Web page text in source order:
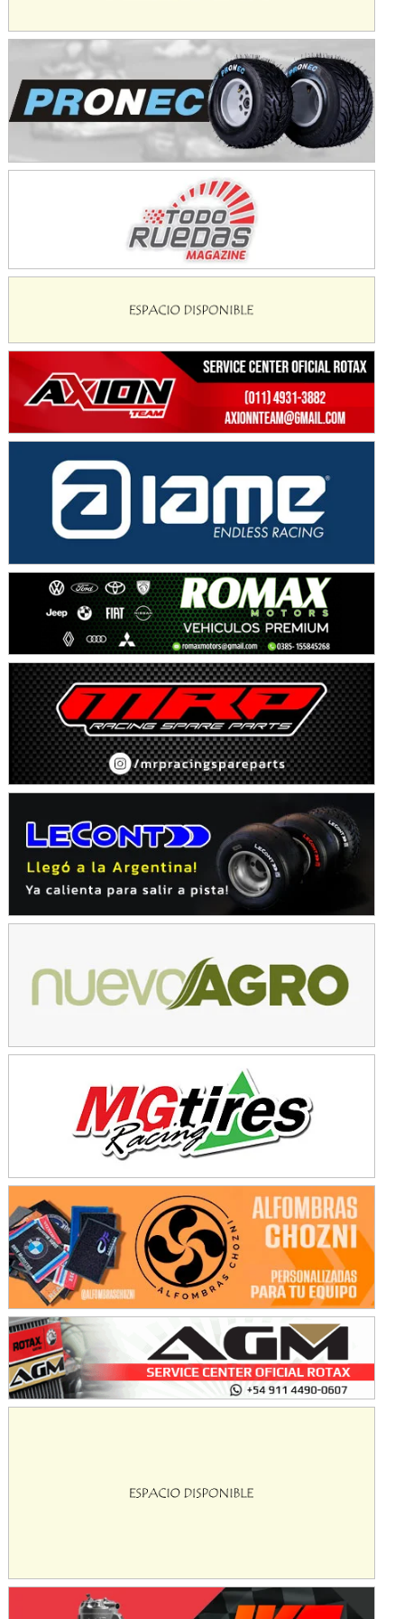
KDO - F6
Ciudad de Trenque Lauquen (Asfalto)
Trenque Lauquen (Buenos Aires)
ENTRERRIANO - F6 (POSTERGADA)
Parque de la Velocidad (Asfalto)
Villaguay (Entre Ríos)
VICTORIENSE - F7
Gral. E. Godoy (Río Negro)
Humboldt (Santa Fe)
NORESTE SANTAFESINO - F6
Ciudad de Avellaneda (Asfalto)
Avellaneda (Santa Fe)
SUR SANTAFESINO - F4
José Samuel Sánchez (Tierra)
Rufino (Santa Fe)
TUCUMANO - F5
Juan Navarro (Asfalto)